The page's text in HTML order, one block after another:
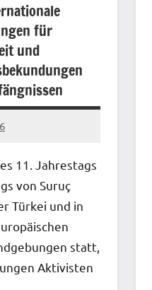
für
und
11. Jahrestags
von Suruç
Türkei und in
statt,
Aktivisten